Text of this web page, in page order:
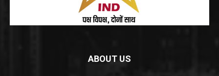
ABOUT US